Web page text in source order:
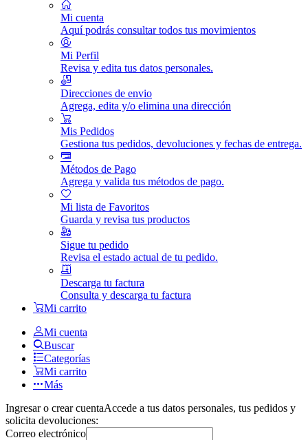
Mi cuenta
Aquí podrás consultar todos tus movimientos
Mi Perfil
Revisa y edita tus datos personales.
Direcciones de envio
Agrega, edita y/o elimina una dirección
Mis Pedidos
Gestiona tus pedidos, devoluciones y fechas de entrega.
Métodos de Pago
Agrega y valida tus métodos de pago.
Mi lista de Favoritos
Guarda y revisa tus productos
Sigue tu pedido
Revisa el estado actual de tu pedido.
Descarga tu factura
Consulta y descarga tu factura
Mi carrito
Mi cuenta
Buscar
Categorías
Mi carrito
Más
Ingresar o crear cuentaAccede a tus datos personales, tus pedidos y
solicita devoluciones:
Correo electrónico